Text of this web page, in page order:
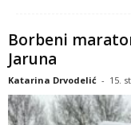
Borbeni
Jaruna
Katarina Drvodelić - 15.